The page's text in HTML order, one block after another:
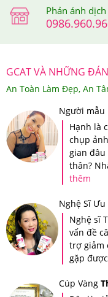
Phản ánh
GCAT VÀ NHỮNG
An Toàn Làm Đẹp, An
Người mẫu
Hạnh là
chụp
gian đâu
thân?
thêm
Nghệ Sĩ Ưu
Nghệ sĩ
vấn đề
trợ giảm
gặp được
Cúp Vàng